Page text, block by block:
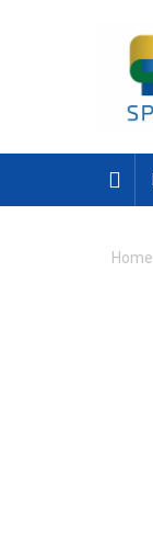
Home